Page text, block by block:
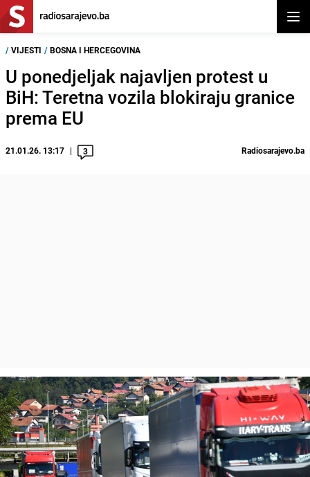
/ VIJESTI / BOSNA I HERCEGOVINA
U ponedjeljak najavljen protest u
BiH: Teretna vozila blokiraju granice
prema EU
21.01.26. 13:17 3 Radiosarajevo.ba